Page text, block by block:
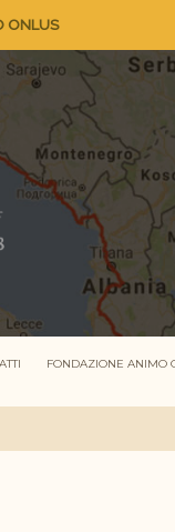
ONLUS
FONDAZIONE ANIMO